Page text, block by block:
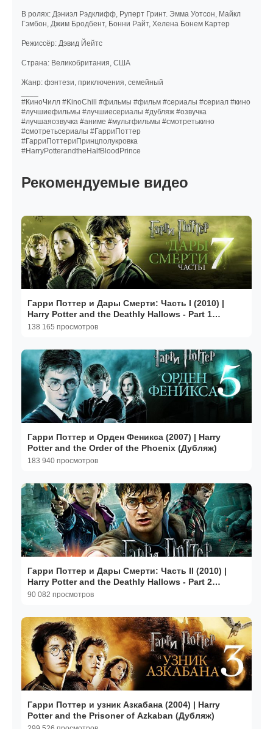
В ролях: Дэниэл Рэдклифф, Руперт Гринт. Эмма Уотсон, Майкл
Гэмбон, Джим Бродбент, Бонни Райт, Хелена Бонем Картер
Режиссёр: Дэвид Йейтс
Страна: Великобритания, США
Жанр: фэнтези, приключения, семейный
#КиноЧилл #KinoChill #фильмы #фильм #сериалы #сериал #кино
#лучшиефильмы #лучшиесериалы #дубляж #озвучка
#лучшаяозвучка #аниме #мультфильмы #смотретькино
#смотретьсериалы #ГарриПоттер
#ГарриПоттериПринцполукровка
#HarryPotterandtheHalfBloodPrince
Рекомендуемые видео
Гарри Поттер и Дары Смерти: Часть I (2010) |
Harry Potter and the Deathly Hallows - Part 1
(Дубляж)
138 165 просмотров
Гарри Поттер и Орден Феникса (2007) | Harry
Potter and the Order of the Phoenix (Дубляж)
183 940 просмотров
Гарри Поттер и Дары Смерти: Часть II (2010) |
Harry Potter and the Deathly Hallows - Part 2
(Дубляж)
90 082 просмотров
Гарри Поттер и узник Азкабана (2004) | Harry
Potter and the Prisoner of Azkaban (Дубляж)